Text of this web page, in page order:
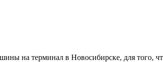
на терминал в Новосибирске, для того,